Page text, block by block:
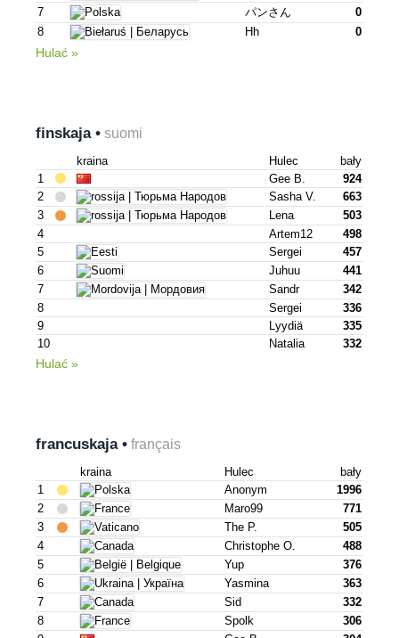
7
パンさん
0
8
Hh 0
Hulać »
finskaja • suomi
kraina Hulec
bały
1
Gee B.
924
2
Sasha V.
663
3
Lena
503
4
Artem12
498
5
Sergei
457
6
Juhuu
441
7
Sandr
342
8
Sergei
336
9
Lyydiä
335
10
Natalia 332
Hulać »
francuskaja • français
kraina Hulec
bały
1
Anonym
1996
2
Maro99
771
3
The P.
505
4
Christophe O.
488
5
Yup
376
6
Yasmina
363
7
Sid
332
8
Spolk
306